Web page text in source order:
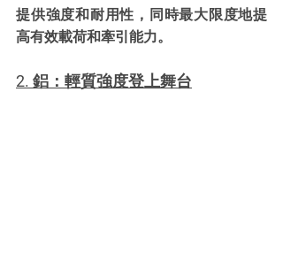
提供強度和耐用性，同時最大限度地提
高有效載荷和牽引能力。
2. 鋁：輕質強度登上舞台